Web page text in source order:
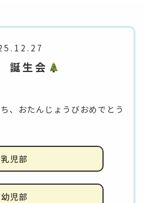
生会
、おたんじょうびおめでとう
乳児部
幼児部